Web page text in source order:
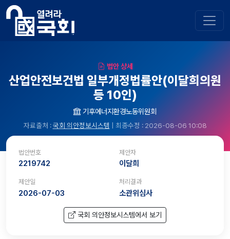
법안 상세
산업안전보건법 일부개정법률안(이달희의원
등 10인)
기후에너지환경노동위원회
자료출처 :국회 의안정보시스템 | 최종수정 : 2026-08-06 10:08
법안번호
2219742
제안자
이달희
제안일
2026-07-03
처리결과
소관위심사
국회 의안정보시스템에서 보기